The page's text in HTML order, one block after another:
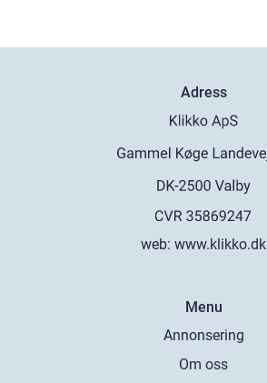
Adress
web: www.klikko.dk
Menu
Annonsering
Om oss